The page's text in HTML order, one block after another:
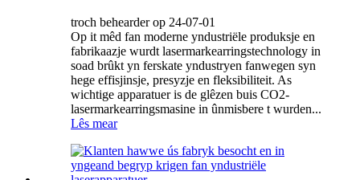
troch behearder op 24-07-01
Op it mêd fan moderne yndustriële produksje en
fabrikaazje wurdt lasermarkearringstechnology in
soad brûkt yn ferskate yndustryen fanwegen syn
hege effisjinsje, presyzje en fleksibiliteit. As
wichtige apparatuer is de glêzen buis CO2-
lasermarkearringsmasine in ûnmisbere t wurden...
Lês mear